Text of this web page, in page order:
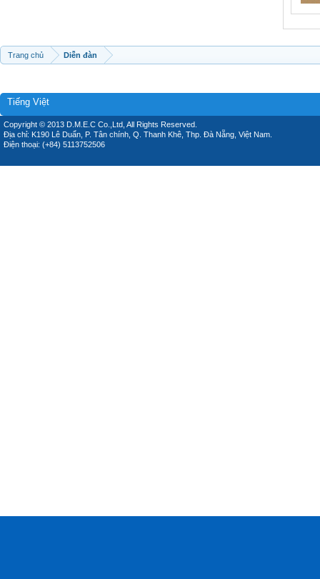
Trang chủ Diễn đàn
Tiếng Việt
Copyright © 2013 D.M.E.C Co.,Ltd, All Rights Reserved.
Địa chỉ: K190 Lê Duẩn, P. Tân chính, Q. Thanh Khê, Thp. Đà Nẵng, Việt Nam.
Điện thoại: (+84) 5113752506